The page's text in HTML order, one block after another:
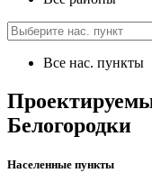
Все нас. пункты
Белогородки
Населенные пункты